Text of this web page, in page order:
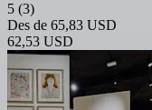
5 (3)
Des de 65,83 USD
62,53 USD